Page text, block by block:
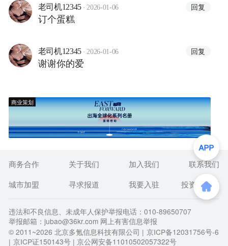
老司机12345 · 2026-01-06 回复
订个蛋糕
老司机12345 · 2026-01-06 回复
谢谢你的爱
商业策划
商务合作 关于我们 加入我们
联系我们
城市加盟
寻求报道 我要入驻 投资者关系
违法和不良信息、未成年人保护举报电话：010-89650707
举报邮箱：jubao@36kr.com 网上有害信息举报
© 2011~2026 北京多氪信息科技有限公司 | 京ICP备12031756号-6
| 京ICP证150143号 | 京公网安备11010502057322号